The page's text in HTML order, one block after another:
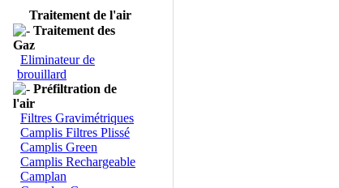
Traitement de l'air
Traitement des
Gaz
Eliminateur de
brouillard
Préfiltration de
l'air
Filtres Gravimétriques
Camplis Filtres Plissé
Camplis Green
Camplis Rechargeable
Camplan